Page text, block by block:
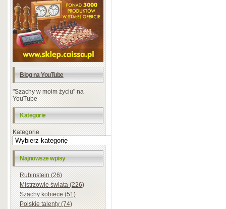
Blog na YouTube
"Szachy w moim życiu" na
YouTube
Kategorie
Kategorie
Najnowsze wpisy
Rubinstein (26)
Mistrzowie świata (226)
Szachy kobiece (51)
Polskie talenty (74)